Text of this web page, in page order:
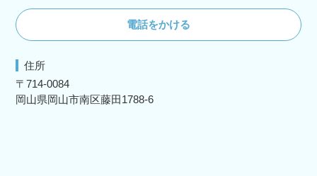
電話をかける
住所
〒714-0084
岡山県岡山市南区藤田1788-6